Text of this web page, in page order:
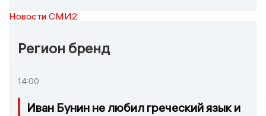
Новости СМИ2
Регион бренд
14:00
Иван Бунин не любил греческий язык и